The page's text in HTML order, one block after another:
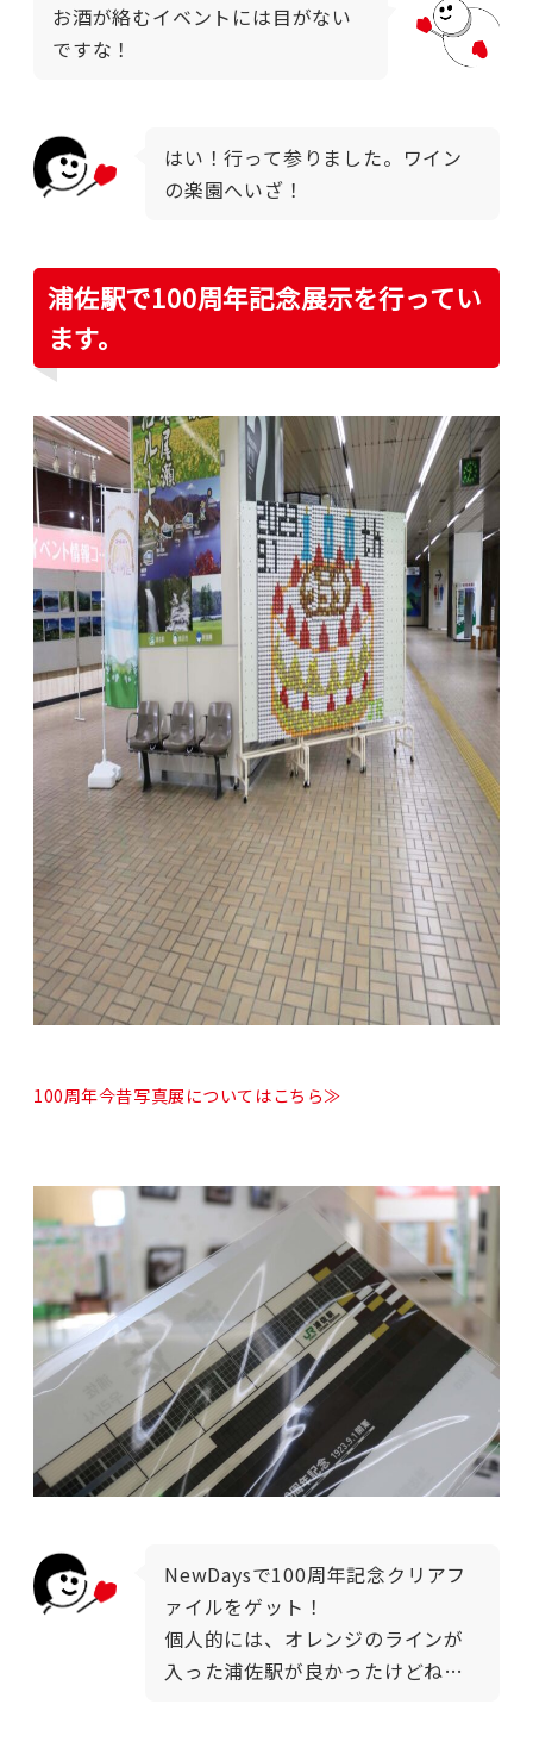
お酒が絡むイベントには目がない
ですな！
はい！行って参りました。ワイン
の楽園へいざ！
浦佐駅で100周年記念展示を行ってい
ます。
100周年今昔写真展についてはこちら≫
NewDaysで100周年記念クリアフ
ァイルをゲット！
個人的には、オレンジのラインが
入った浦佐駅が良かったけどね…